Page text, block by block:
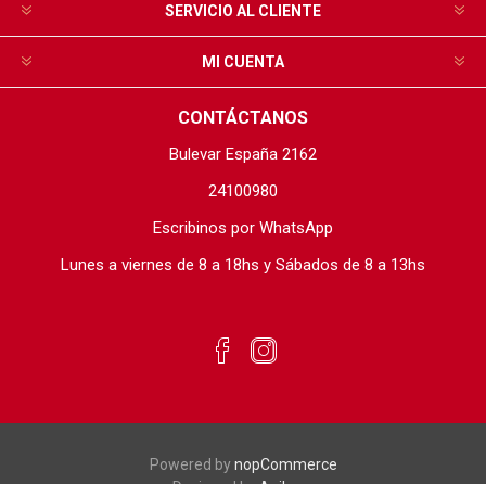
SERVICIO AL CLIENTE
MI CUENTA
CONTÁCTANOS
Bulevar España 2162
24100980
Escribinos por WhatsApp
Lunes a viernes de 8 a 18hs y Sábados de 8 a 13hs
Powered bynopCommerce